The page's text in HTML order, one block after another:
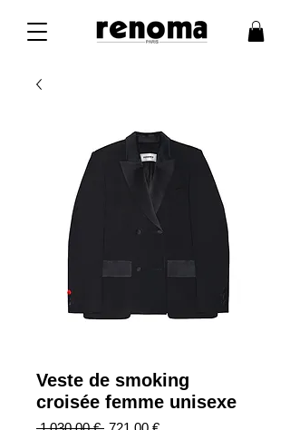
Veste de smoking
croisée femme unisexe
Prix
Prix